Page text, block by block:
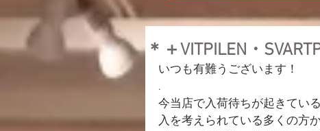
＊＋VITPILEN・
いつも有難うございます！
.
今当店で入荷待ちが起きてい
入を考えられている多くの方